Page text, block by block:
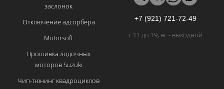
заслонок
Отключение адсорбера
Motorsoft
Прошивка лодочных
моторов Suzuki
Чип-тюнинг квадроциклов
+7 (921) 721-72-49
с 11 до 19, вс - выходной